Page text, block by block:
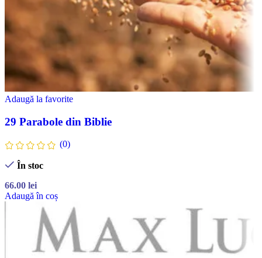
Adaugă la favorite
29 Parabole din Biblie
(0)
În stoc
66.00 lei
Adaugă în coș